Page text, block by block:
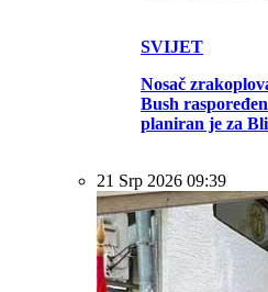
SVIJET
Nosač
Bush
planiran je za
21 Srp 2026 09:39